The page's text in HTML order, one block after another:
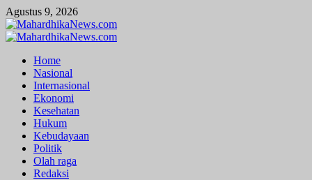
Skip
to
content
Agustus 9, 2026
Primary
Home
Nasional
Internasional
Ekonomi
Kesehatan
Hukum
Kebudayaan
Politik
Olah raga
Redaksi